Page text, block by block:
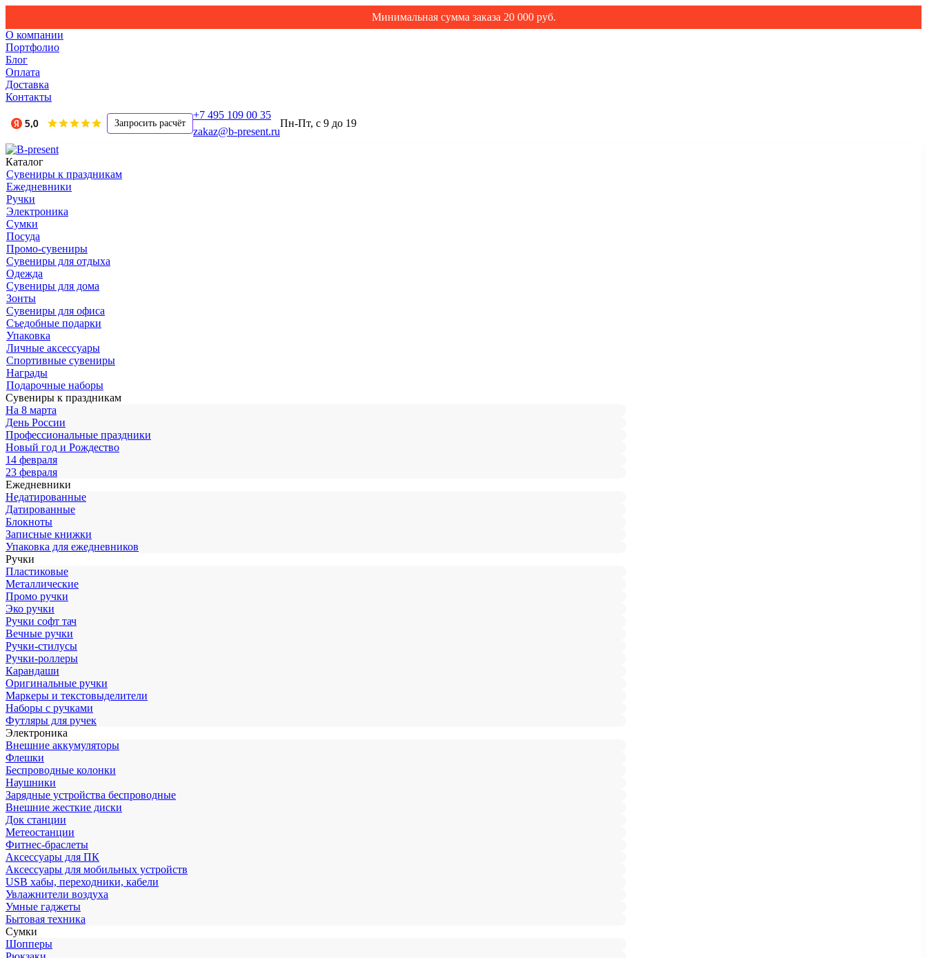
Минимальная сумма заказа 20 000 руб.
О компании
Портфолио
Блог
Оплата
Доставка
Контакты
Запросить расчёт
+7 495 109 00 35
zakaz@b-present.ru
Пн-Пт, с 9 до 19
Каталог
Сувениры к праздникам
Ежедневники
Ручки
Электроника
Сумки
Посуда
Промо-сувениры
Сувениры для отдыха
Одежда
Сувениры для дома
Зонты
Сувениры для офиса
Съедобные подарки
Упаковка
Личные аксессуары
Спортивные сувениры
Награды
Подарочные наборы
Сувениры к праздникам
На 8 марта
День России
Профессиональные праздники
Новый год и Рождество
14 февраля
23 февраля
Ежедневники
Недатированные
Датированные
Блокноты
Записные книжки
Упаковка для ежедневников
Ручки
Пластиковые
Металлические
Промо ручки
Эко ручки
Ручки софт тач
Вечные ручки
Ручки-стилусы
Ручки-роллеры
Карандаши
Оригинальные ручки
Маркеры и текстовыделители
Наборы с ручками
Футляры для ручек
Электроника
Внешние аккумуляторы
Флешки
Беспроводные колонки
Наушники
Зарядные устройства беспроводные
Внешние жесткие диски
Док станции
Метеостанции
Фитнес-браслеты
Аксессуары для ПК
Аксессуары для мобильных устройств
USB хабы, переходники, кабели
Увлажнители воздуха
Умные гаджеты
Бытовая техника
Сумки
Шопперы